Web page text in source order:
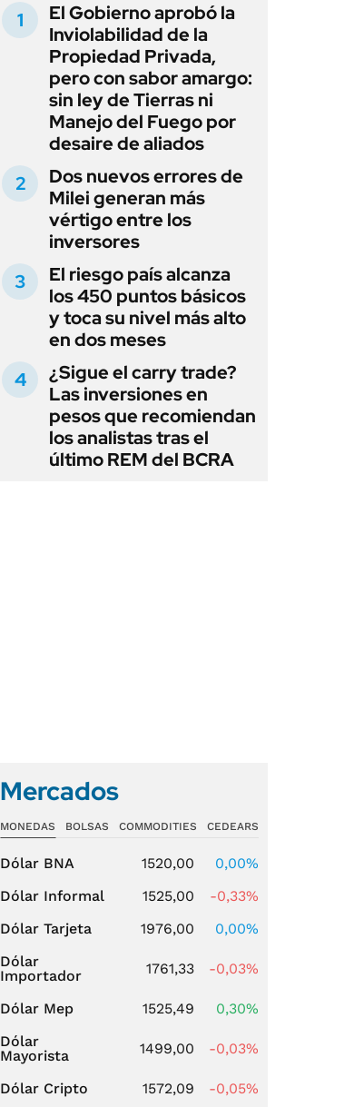
El Gobierno aprobó la
Inviolabilidad de la
Propiedad Privada,
pero con sabor amargo:
sin ley de Tierras ni
Manejo del Fuego por
desaire de aliados
Dos nuevos errores de
Milei generan más
vértigo entre los
inversores
El riesgo país alcanza
los 450 puntos básicos
y toca su nivel más alto
en dos meses
¿Sigue el carry trade?
Las inversiones en
pesos que recomiendan
los analistas tras el
último REM del BCRA
Mercados
MONEDAS BOLSAS COMMODITIES CEDEARS
Dólar BNA 1520,00
0,00%
Dólar Informal
1525,00
-0,33%
Dólar Tarjeta
1976,00
0,00%
Dólar
Importador
1761,33 -0,03%
Dólar Mep 1525,49
0,30%
Dólar
Mayorista
1499,00 -0,03%
Dólar Cripto 1572,09
-0,05%